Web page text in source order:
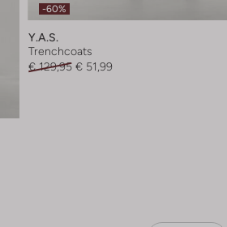
-60%
Y.a.s.
Trenchcoats
€ 129,95 € 51,99